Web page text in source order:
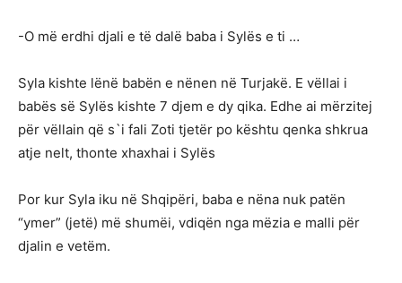
-O më erdhi djali e të dalë baba i Sylës e ti …
Syla kishte lënë babën e nënen në Turjakë. E vëllai i
babës së Sylës kishte 7 djem e dy qika. Edhe ai mërzitej
për vëllain që s`i fali Zoti tjetër po kështu qenka shkrua
atje nelt, thonte xhaxhai i Sylës
Por kur Syla iku në Shqipëri, baba e nëna nuk patën
“ymer” (jetë) më shumëi, vdiqën nga mëzia e malli për
djalin e vetëm.